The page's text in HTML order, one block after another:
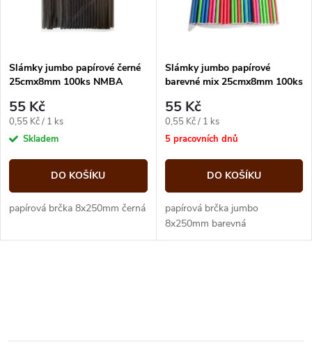
p
r
o
d
u
k
s
p
r
o
d
u
ů
Slámky jumbo papírové černé
25cmx8mm 100ks NMBA
55 Kč
Měrná
cena:
0,55 Kč / 1 ks
Skladem
DO KOŠÍKU
papírová brčka 8x250mm černá
Slámky jumbo papírové
barevné mix 25cmx8mm 100ks
55 Kč
Měrná
cena:
0,55 Kč / 1 ks
5 pracovních dnů
DO KOŠÍKU
papírová brčka jumbo
8x250mm barevná
l